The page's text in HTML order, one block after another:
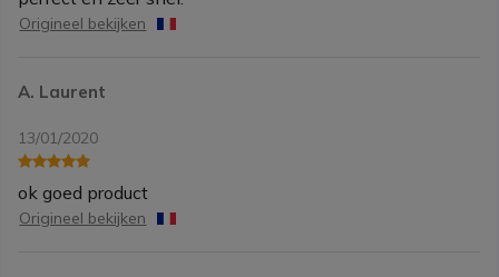
Origineel bekijken
A. Laurent
13/01/2020
ok goed product
Origineel bekijken